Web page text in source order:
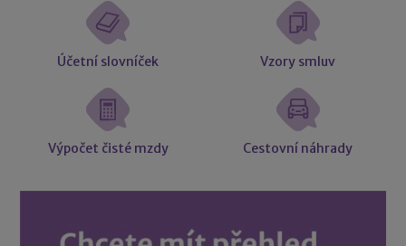
Účetní slovníček Vzory smluv
Výpočet čisté mzdy Cestovní náhrady